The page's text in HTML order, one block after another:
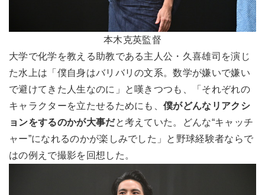
本木克英監督
大学で化学を教える助教である主人公・久喜雄司を演じ
た水上は「僕自身はバリバリの文系。数学が嫌いで嫌い
で避けてきた人生なのに」と嘆きつつも、「それぞれの
キャラクターを立たせるためにも、僕がどんなリアクシ
ョンをするのかが大事だと考えていた。どんな“キャッチ
ャー”になれるのかが楽しみでした」と野球経験者ならで
はの例えで撮影を回想した。